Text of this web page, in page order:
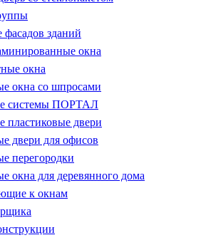
фасадов зданий
окна
окна
окна со шпросами
системы ПОРТАЛ
пластиковые двери
двери для офисов
перегородки
окна для деревянного дома
к окнам